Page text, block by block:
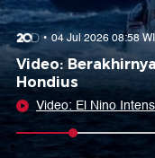
04 Jul 2026 08:58
Video:
Hondius
Video: El Nino
dalam Waktu Dekat
Copy Link